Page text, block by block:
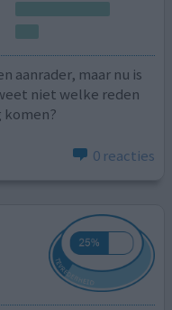
aanrader, maar nu is
niet welke reden
komen?
0 reacties